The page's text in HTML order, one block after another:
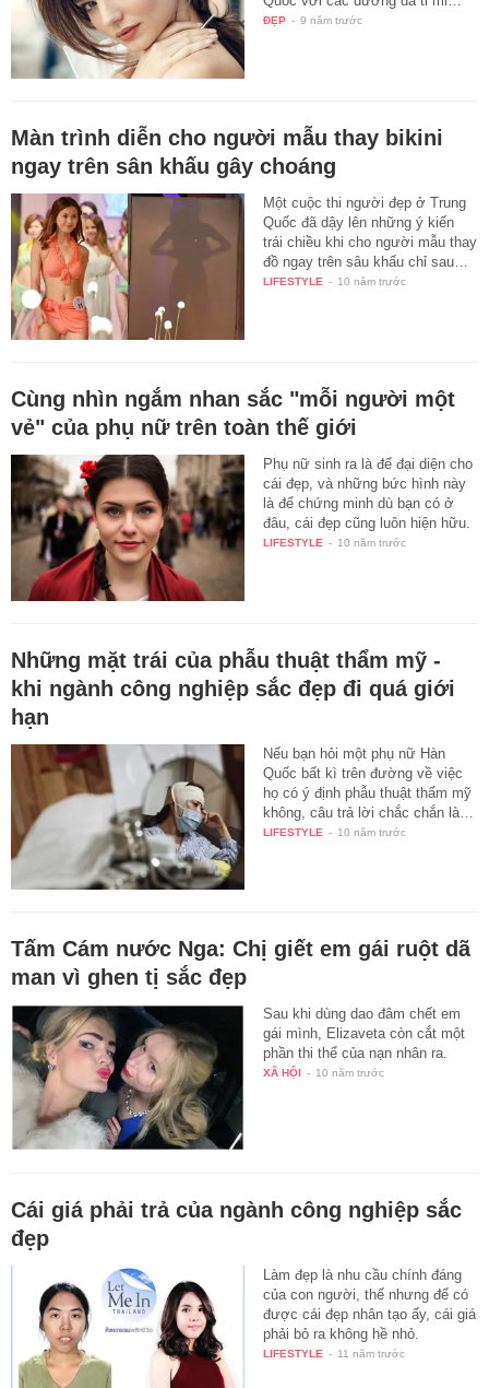
ĐẸP - 9 năm trước
Màn trình diễn cho người mẫu thay bikini
ngay trên sân khấu gây choáng
Một cuộc thi người đẹp ở Trung
Quốc đã dậy lên những ý kiến
trái chiều khi cho người mẫu thay
đồ ngay trên sâu khấu chỉ sau…
LIFESTYLE - 10 năm trước
Cùng nhìn ngắm nhan sắc "mỗi người một
vẻ" của phụ nữ trên toàn thế giới
Phụ nữ sinh ra là để đại diện cho
cái đẹp, và những bức hình này
là để chứng minh dù bạn có ở
đâu, cái đẹp cũng luôn hiện hữu.
LIFESTYLE - 10 năm trước
Những mặt trái của phẫu thuật thẩm mỹ -
khi ngành công nghiệp sắc đẹp đi quá giới
hạn
Nếu bạn hỏi một phụ nữ Hàn
Quốc bất kì trên đường về việc
họ có ý định phẫu thuật thẩm mỹ
không, câu trả lời chắc chắn là…
LIFESTYLE - 10 năm trước
Tấm Cám nước Nga: Chị giết em gái ruột dã
man vì ghen tị sắc đẹp
Sau khi dùng dao đâm chết em
gái mình, Elizaveta còn cắt một
phần thi thể của nạn nhân ra.
XÃ HỘI - 10 năm trước
Cái giá phải trả của ngành công nghiệp sắc
đẹp
Làm đẹp là nhu cầu chính đáng
của con người, thế nhưng để có
được cái đẹp nhân tạo ấy, cái giá
phải bỏ ra không hề nhỏ.
LIFESTYLE - 11 năm trước